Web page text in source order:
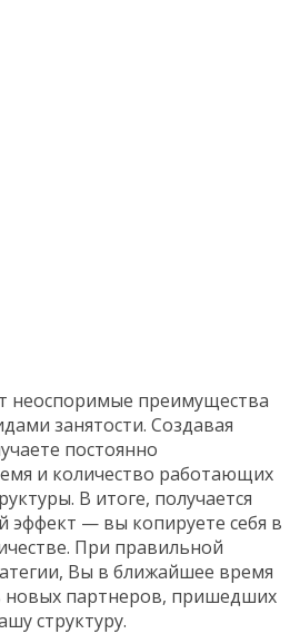
неоспоримые преимущества
занятости. Создавая
постоянно
и количество работающих
В итоге, получается
эффект — вы копируете себя в
При правильной
Вы в ближайшее время
новых партнеров, пришедших
структуру.